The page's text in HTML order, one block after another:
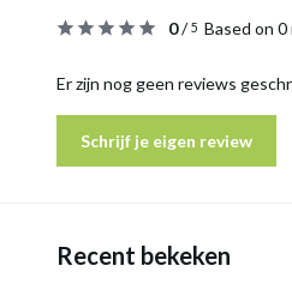
0/5 Based on
Er zijn nog geen reviews
Schrijf je eigen review
Recent bekeken